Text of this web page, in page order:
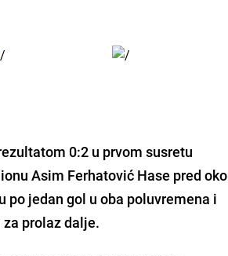
0:2 u prvom susretu
Asim Ferhatović Hase pred oko
po jedan gol u oba poluvremena i
prolaz dalje.